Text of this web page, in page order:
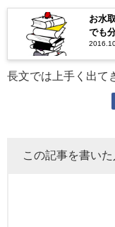
お水
でも
長文では上手く出て
この記事を書いた